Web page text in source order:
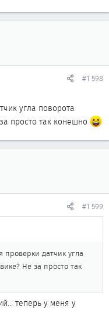
#1 598
угла поворота
просто так конешно
#1 599
датчик угла
Не за просто так
теперь у меня у